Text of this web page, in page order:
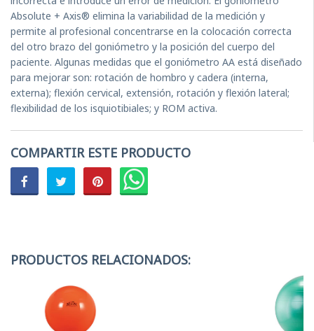
Absolute + Axis® elimina la variabilidad de la medición y
permite al profesional concentrarse en la colocación correcta
del otro brazo del goniómetro y la posición del cuerpo del
paciente. Algunas medidas que el goniómetro AA está diseñado
para mejorar son: rotación de hombro y cadera (interna,
externa); flexión cervical, extensión, rotación y flexión lateral;
flexibilidad de los isquiotibiales; y ROM activa.
COMPARTIR ESTE PRODUCTO
PRODUCTOS RELACIONADOS: